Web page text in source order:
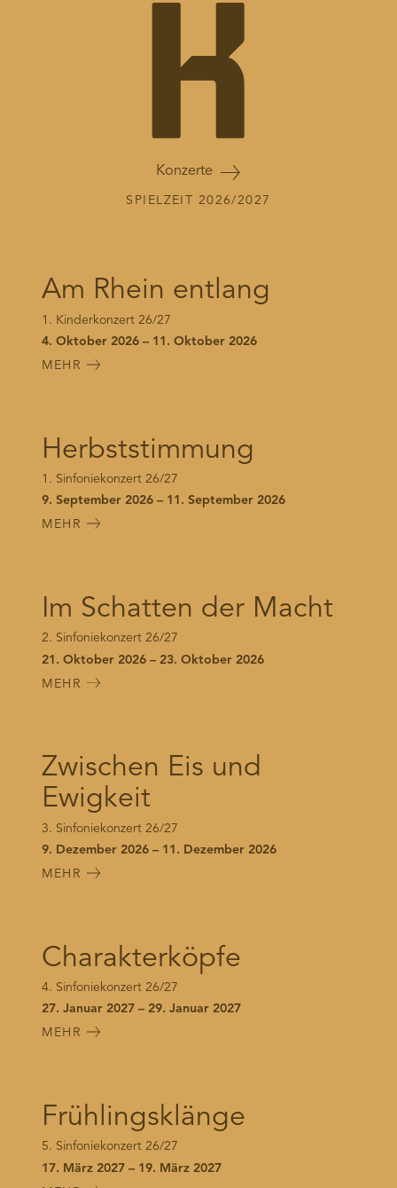
Konzerte
SPIELZEIT 2026/2027
Am Rhein entlang
1. Kinderkonzert 26/27
4. Oktober 2026 – 11. Oktober 2026
MEHR
Herbststimmung
1. Sinfoniekonzert 26/27
9. September 2026 – 11. September 2026
MEHR
Im Schatten der Macht
2. Sinfoniekonzert 26/27
21. Oktober 2026 – 23. Oktober 2026
MEHR
Zwischen Eis und
Ewigkeit
3. Sinfoniekonzert 26/27
9. Dezember 2026 – 11. Dezember 2026
MEHR
Charakterköpfe
4. Sinfoniekonzert 26/27
27. Januar 2027 – 29. Januar 2027
MEHR
Frühlingsklänge
5. Sinfoniekonzert 26/27
17. März 2027 – 19. März 2027